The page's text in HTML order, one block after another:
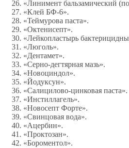
«Линимент бальзамический
«Клей БФ-6».
«Теймурова паста».
«Октенисепт».
«Лейкопластырь
«Люголь».
«Дентамет».
«Серно-дегтярная мазь».
«Новоциндол».
«Йодуксун».
«Салицилово-цинковая паста».
«Инстиллагель».
«Новосепт Форте».
«Свинцовая вода».
«Ацербин».
«Проктозан».
«Бороментол».